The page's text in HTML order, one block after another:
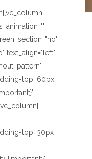
text_align="left"
top: 60px
top: 30px